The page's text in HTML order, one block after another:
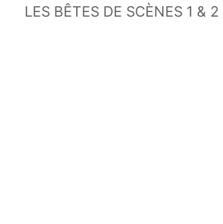
LES BÊTES DE SCÈNES 1 & 2